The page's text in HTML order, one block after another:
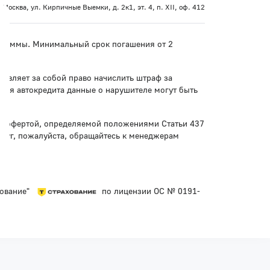
Москва, ул. Кирпичные Выемки, д. 2к1, эт. 4, п. XII, оф. 412
Минимальный срок погашения от 2
за собой право начислить штраф за
автокредита данные о нарушителе могут быть
офертой, определяемой положениями Статьи 437
пожалуйста, обращайтесь к менеджерам
по лицензии ОС № 0191-